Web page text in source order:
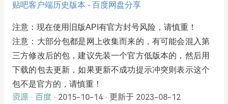
贴吧客户端历史版本 - 百度网盘分享
注意：现在使用旧版API有官方封号风险，请慎重！
注意：大部分包都是网上收集而来的，有可能会混入第
三方修改后的包，建议先装一个官方低版本的，然后用
下载的包去更新，如果更新不成功提示冲突则表示这个
包不是官方的，请慎重！
资源 · 百度 · 2015-10-14 · 更新于 2023-08-12